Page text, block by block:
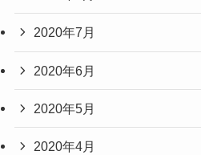
2020年7月
2020年6月
2020年5月
2020年4月